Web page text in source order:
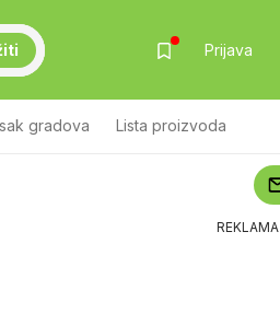
Prijava
gradova Lista proizvoda
REKLAMA